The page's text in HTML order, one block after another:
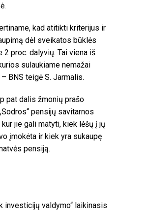
kad atitikti kriterijus ir
dėl sveikatos būklės
2 proc. dalyvių. Tai viena iš
sulaukiame nemažai
– BNS teigė S. Jarmalis.
pat dalis žmonių prašo
pensijų savitarnos
jie gali matyti, kiek lėšų į jų
įmokėta ir kiek yra sukaupę
pensiją.
investicijų valdymo“ laikinasis